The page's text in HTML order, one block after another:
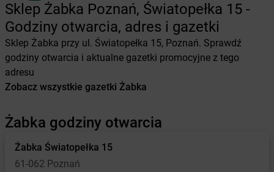
Sklep Żabka Poznań, Światopełka 15 -
Godziny otwarcia, adres i gazetki
Sklep Żabka przy ul. Światopełka 15, Poznań. Sprawdź
godziny otwarcia i aktualne gazetki promocyjne z tego
adresu
Zobacz wszystkie gazetki Żabka
Żabka godziny otwarcia
Żabka Światopełka 15
61-062 Poznań